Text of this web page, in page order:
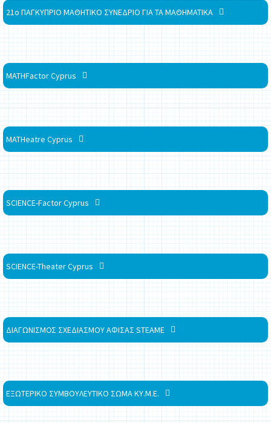
21ο ΠΑΓΚΥΠΡΙΟ ΜΑΘΗΤΙΚΟ ΣΥΝΕΔΡΙΟ ΓΙΑ ΤΑ ΜΑΘΗΜΑΤΙΚΑ
MATHFactor Cyprus
MATHeatre Cyprus
SCIENCE-Factor Cyprus
SCIENCE-Theater Cyprus
ΔΙΑΓΩΝΙΣΜΟΣ ΣΧΕΔΙΑΣΜΟΥ ΑΦΙΣΑΣ STEAME
ΕΞΩΤΕΡΙΚΟ ΣΥΜΒΟΥΛΕΥΤΙΚΟ ΣΩΜΑ ΚΥ.Μ.Ε.